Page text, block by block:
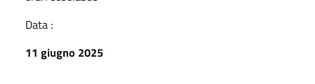
Data :
11 giugno 2025